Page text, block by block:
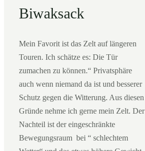
Biwaksack
Mein Favorit ist das Zelt auf längeren
Touren. Ich schätze es: Die Tür
zumachen zu können.“ Privatsphäre
auch wenn niemand da ist und besserer
Schutz gegen die Witterung. Aus diesen
Gründe nehme ich gerne mein Zelt. Der
Nachteil ist der eingeschränkte
Bewegungsraum bei “ schlechtem